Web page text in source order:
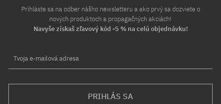
Prihláste sa na odber nášho newsletteru a ako prvý sa dozviete o
nových produktoch a propagačných akciách!
Navyše získaš zľavový kód -5 % na celú objednávku!
Tvoja e-mailová adresa
PRIHLÁS SA